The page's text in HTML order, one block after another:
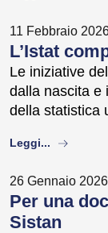
11 Febbraio
L’Istat
Le iniziative
dalla nascita e
della statistica
Leggi... about
26 Gennaio 2026
Per una
Sistan